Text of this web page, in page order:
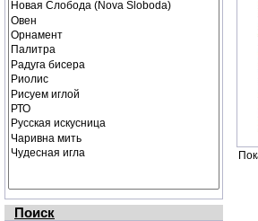
Поиск